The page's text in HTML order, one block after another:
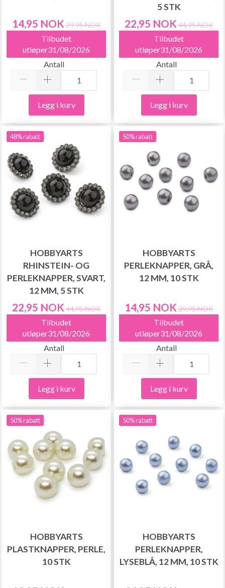
14,95 NOK 29,95 NOK
Tilbudet
utløper31/08/2026
Antall
Legg i kurv
5 STK
22,95 NOK 44,95 NOK
Tilbudet
utløper31/08/2026
Antall
Legg i kurv
48% rabatt
HOBBYARTS
RHINSTEIN- OG
PERLEKNAPPER, SVART,
12 MM, 5 STK
22,95 NOK 44,95 NOK
Tilbudet
utløper31/08/2026
Antall
Legg i kurv
50% rabatt
HOBBYARTS
PERLEKNAPPER, GRÅ,
12 MM, 10 STK
14,95 NOK 29,95 NOK
Tilbudet
utløper31/08/2026
Antall
Legg i kurv
50% rabatt
HOBBYARTS
PLASTKNAPPER, PERLE,
10 STK
50% rabatt
HOBBYARTS
PERLEKNAPPER,
LYSEBLÅ, 12 MM, 10 STK